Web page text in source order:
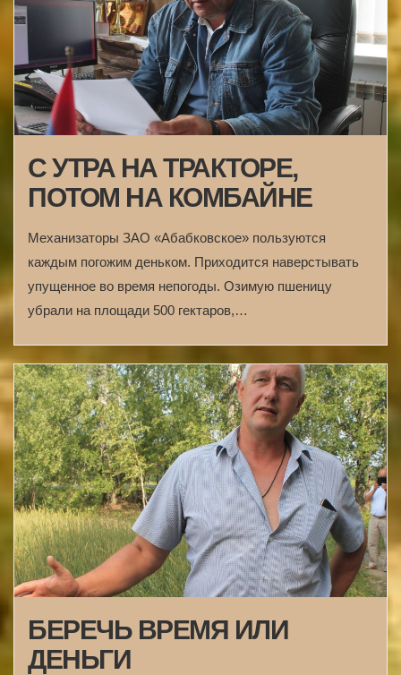
С УТРА НА ТРАКТОРЕ,
ПОТОМ НА КОМБАЙНЕ
Механизаторы ЗАО «Абабковское» пользуются
каждым погожим деньком. Приходится наверстывать
упущенное во время непогоды. Озимую пшеницу
убрали на площади 500 гектаров,…
БЕРЕЧЬ ВРЕМЯ ИЛИ
ДЕНЬГИ